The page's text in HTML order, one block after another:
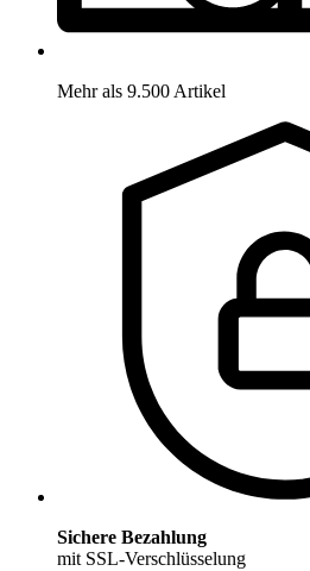
Mehr als 9.500 Artikel
Sichere Bezahlung
mit SSL-Verschlüsselung